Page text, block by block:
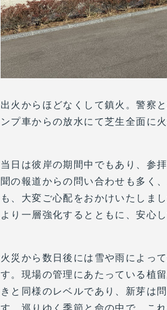
出火からほどなくして鎮火。警察
ンプ車からの放水にて芝生全面に
当日は彼岸の期間中でもあり、参
聞の報道からの問い合わせも多く
も、大変ご心配をおかけいたしま
より一層強化するとともに、安心
火災から数日後には雪や雨によっ
す。現場の管理にあたっている植
きと同様のレベルであり、新芽は